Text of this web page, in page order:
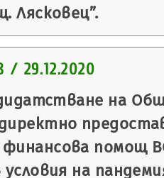
Лясковец”.
/ 29.12.2020
на
помощ
на